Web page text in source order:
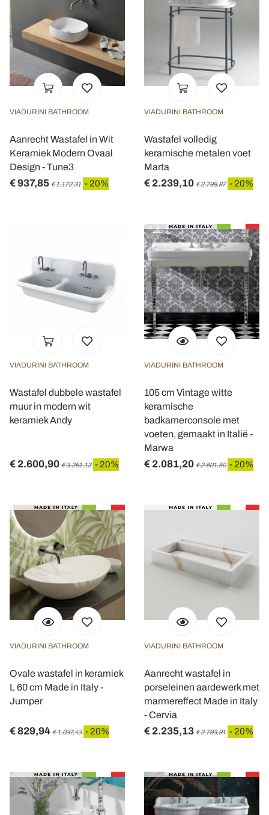
VIADURINI BATHROOM
Aanrecht Wastafel in Wit
Keramiek Modern Ovaal
Design - Tune3
€ 937,85 € 1.172,31 - 20%
VIADURINI BATHROOM
Wastafel volledig
keramische metalen voet
Marta
€ 2.239,10 € 2.798,87 - 20%
VIADURINI BATHROOM
Wastafel dubbele wastafel
muur in modern wit
keramiek Andy
€ 2.600,90 € 3.251,13 - 20%
VIADURINI BATHROOM
105 cm Vintage witte
keramische
badkamerconsole met
voeten, gemaakt in Italië -
Marwa
€ 2.081,20 € 2.601,50 - 20%
VIADURINI BATHROOM
Ovale wastafel in keramiek
L 60 cm Made in Italy -
Jumper
€ 829,94 € 1.037,43 - 20%
VIADURINI BATHROOM
Aanrecht wastafel in
porseleinen aardewerk met
marmereffect Made in Italy
- Cervia
€ 2.235,13 € 2.793,91 - 20%